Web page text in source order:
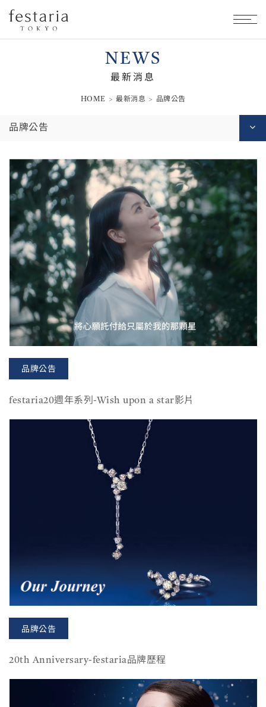
NEWS
最新消息
HOME 最新消息 品牌公告
品牌公告
品牌公告
festaria20週年系列-Wish upon a star影片
品牌公告
20th Anniversary-festaria品牌歷程